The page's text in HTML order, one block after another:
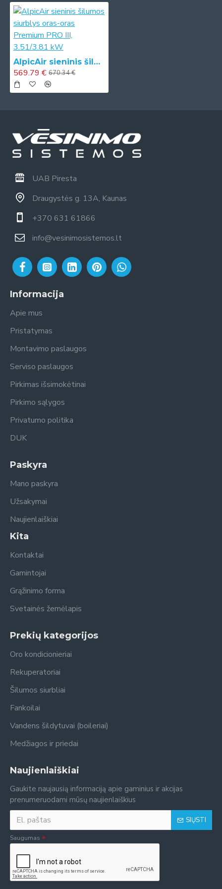
AlpicAir sieninis šilumos siurblys oras-oras Premium PRO III, 3.51/3.81 kW
569.79 € 670.34 €
UAB Piresta
Draugystės g. 13A, Kaunas
+370 631 61866
info@vesinimosistemos.lt
Informacija
Apie mus
Pristatymas
Montavimo paslaugos
Serviso paslaugos
Pirkimas išsimokėtinai
Pirkimo sąlygos
Privatumo politika
DUK
Paskyra
Mano paskyra
Užsakymai
Naujienlaiškiai
Kita
Kontaktai
Gamintojai
Grąžinimo forma
Svetainės žemėlapis
Prekių kategorijos
Oro kondicionieriai
Rekuperatoriai
Šilumos siurbliai
Fankoilai
Vandens šildytuvai (boileriai)
Medžiagos ir priedai
Naujienlaiškiai
Gaukite naujausią informaciją apie gaminius ir akcijas
prenumeruodami mūsų naujienlaiškius
SIŲSTI
Saugumas